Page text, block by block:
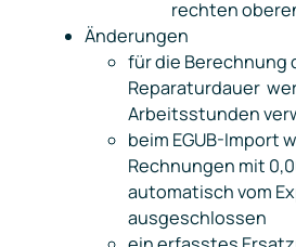
rechten
Änderungen
für die Berechnung
Reparaturdauer
Arbeitsstunden
beim EGUB-Import
Rechnungen mit
automatisch vom
ausgeschlossen